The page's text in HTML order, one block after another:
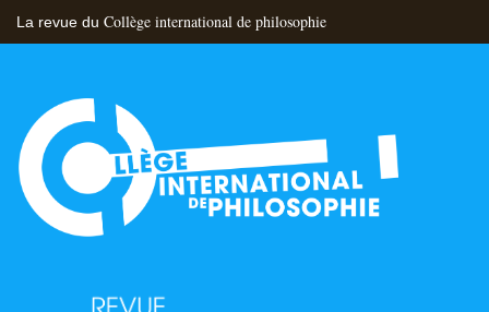
La revue du Collège international de philosophie